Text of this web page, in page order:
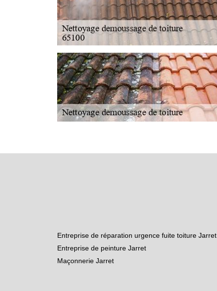
Entreprise de réparation urgence fuite toiture Jarret
Entreprise de peinture Jarret
Maçonnerie Jarret